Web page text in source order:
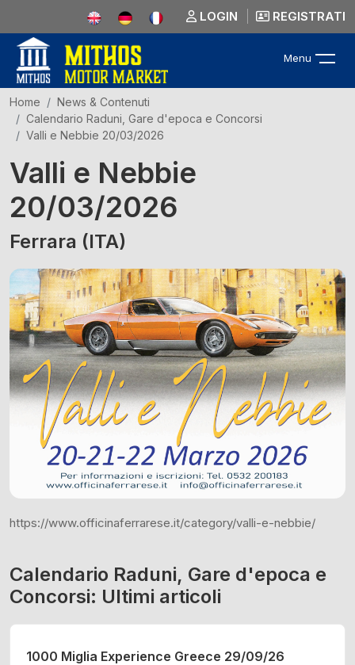
LOGIN REGISTRATI
Menu
Home
News & Contenuti
Calendario Raduni, Gare d'epoca e Concorsi
Valli e Nebbie 20/03/2026
Valli e Nebbie
20/03/2026
Ferrara (ITA)
https://www.officinaferrarese.it/category/valli-e-nebbie/
Calendario Raduni, Gare d'epoca e
Concorsi: Ultimi articoli
1000 Miglia Experience Greece 29/09/26